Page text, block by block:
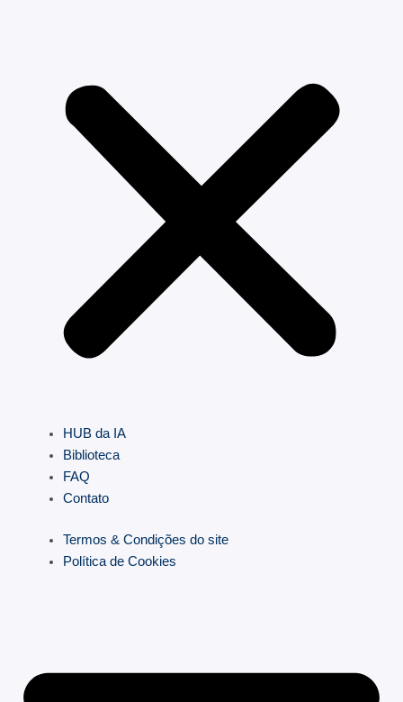
HUB da IA
Biblioteca
FAQ
Contato
Termos & Condições do site
Política de Cookies